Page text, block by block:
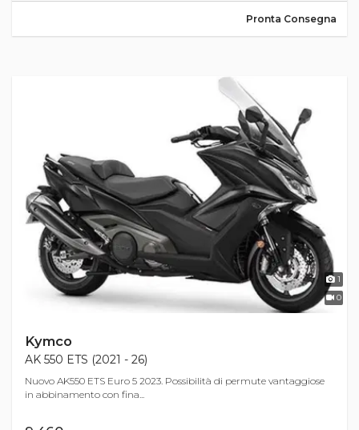
Pronta Consegna
1
0
Kymco
AK 550 ETS (2021 - 26)
Nuovo AK550 ETS Euro 5 2023. Possibilità di permute vantaggiose
in abbinamento con fina...